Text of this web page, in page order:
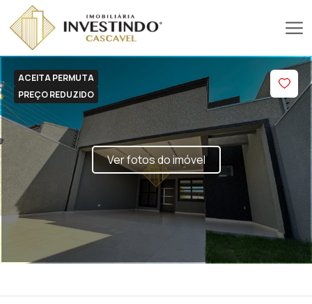
ACEITA PERMUTA
PREÇO REDUZIDO
Ver fotos do imóvel